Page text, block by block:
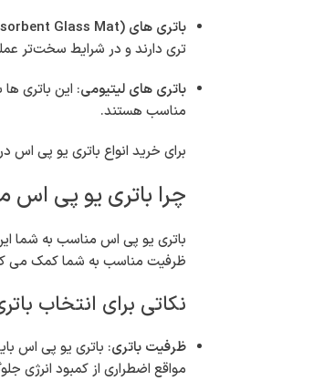
باتری های AGM (Absorbent Glass Mat)
تری دارند و در شرایط سخت‌تر
باتری های لیتیومی: این باتری
مناسب هستند.
برای خرید انواع باتری یو پی اس
چرا باتری یو پی اس
باتری یو پی اس مناسب به شما
ظرفیت مناسب به شما کمک می
نکاتی برای انتخاب
ظرفیت باتری: باتری یو پی اس
مواقع اضطراری از کمبود انرژی